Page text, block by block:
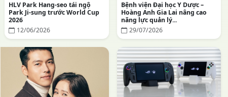
HLV Park Hang-seo tái ngộ
Park Ji-sung trước World Cup
2026
12/06/2026
Bệnh viện Đại học Y Dược –
Hoàng Anh Gia Lai nâng cao
năng lực quản lý...
29/07/2026